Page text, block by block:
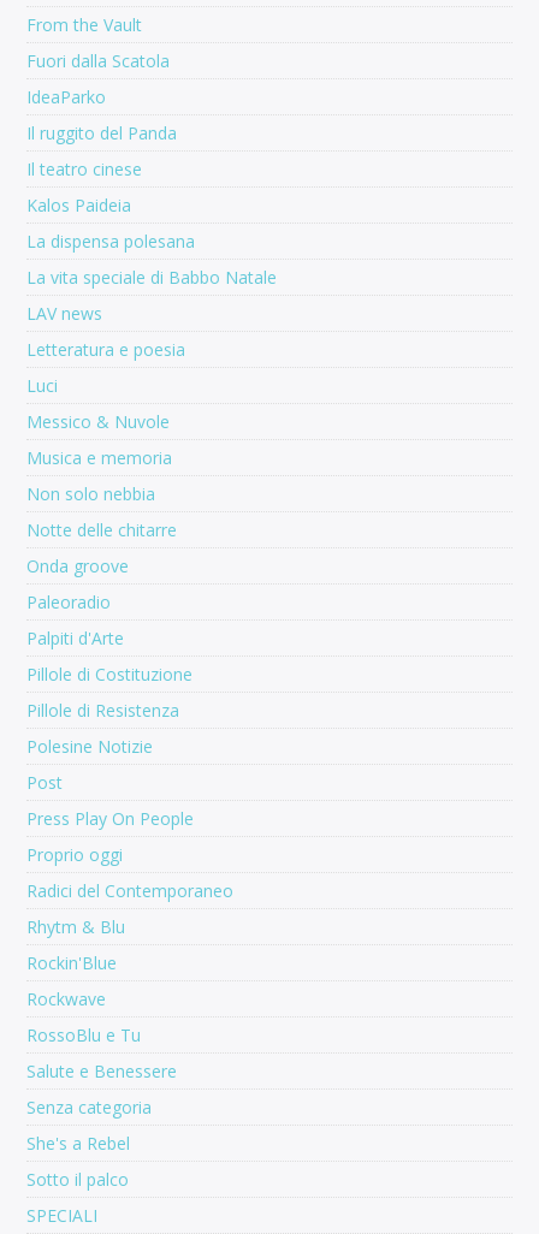
From the Vault
Fuori dalla Scatola
IdeaParko
Il ruggito del Panda
Il teatro cinese
Kalos Paideia
La dispensa polesana
La vita speciale di Babbo Natale
LAV news
Letteratura e poesia
Luci
Messico & Nuvole
Musica e memoria
Non solo nebbia
Notte delle chitarre
Onda groove
Paleoradio
Palpiti d'Arte
Pillole di Costituzione
Pillole di Resistenza
Polesine Notizie
Post
Press Play On People
Proprio oggi
Radici del Contemporaneo
Rhytm & Blu
Rockin'Blue
Rockwave
RossoBlu e Tu
Salute e Benessere
Senza categoria
She's a Rebel
Sotto il palco
SPECIALI